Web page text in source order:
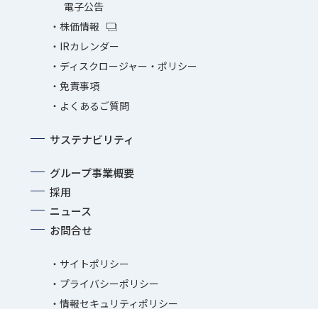
電子公告
株価情報
IRカレンダー
ディスクロージャー・ポリシー
免責事項
よくあるご質問
サステナビリティ
グループ事業概要
採用
ニュース
お問合せ
サイトポリシー
プライバシーポリシー
情報セキュリティポリシー